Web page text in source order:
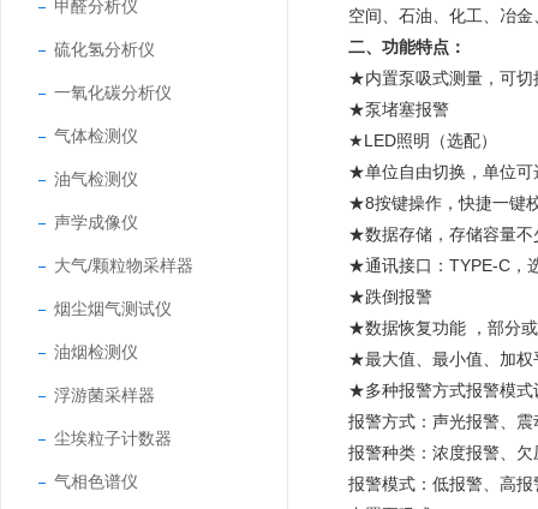
甲醛分析仪
硫化氢分析仪
一氧化碳分析仪
气体检测仪
油气检测仪
声学成像仪
大气/颗粒物采样器
烟尘烟气测试仪
油烟检测仪
浮游菌采样器
尘埃粒子计数器
气相色谱仪
空间、石油、化工、冶
二、功能特点：
★内置泵吸式测量，可切
★泵堵塞报警
★LED照明（选配）
★单位自由切换，单位可
★8按键操作，快捷一键
★数据存储，存储容量不
★通讯接口：TYPE-C，
★跌倒报警
★数据恢复功能 ，部分
★最大值、最小值、加权
★多种报警方式报警模式
报警方式：声光报警、
报警种类：浓度报警、
报警模式：低报警